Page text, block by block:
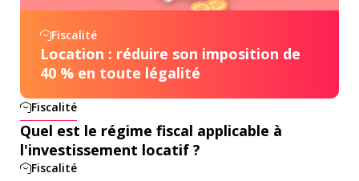
Fiscalité
Location : réduire son imposition de
40 % en toute légalité
Fiscalité
Quel est le régime fiscal applicable à
l'investissement locatif ?
Fiscalité